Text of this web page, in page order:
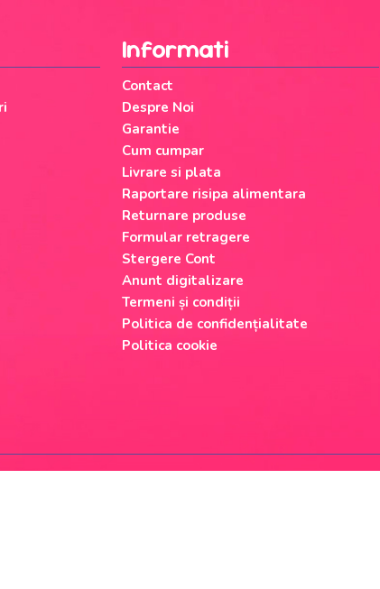
Informati
Contact
Despre Noi
Garantie
Cum cumpar
Livrare si plata
Raportare risipa alimentara
Returnare produse
Formular retragere
Stergere Cont
Anunt digitalizare
Termeni și condiții
Politica de confidențialitate
Politica cookie